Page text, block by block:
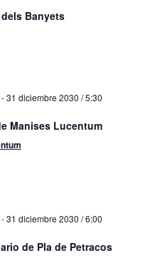
Banyets
31 diciembre 2030 / 5:30
Manises Lucentum
31 diciembre 2030 / 6:00
de Pla de Petracos